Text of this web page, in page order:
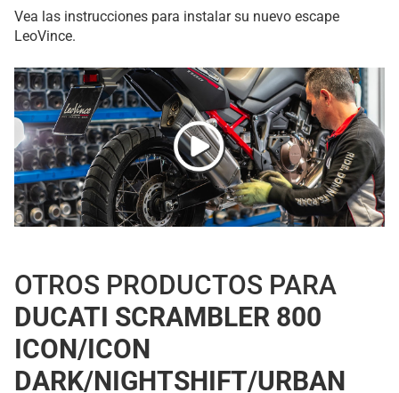
Vea las instrucciones para instalar su nuevo escape
LeoVince.
OTROS PRODUCTOS PARA
DUCATI SCRAMBLER 800
ICON/ICON
DARK/NIGHTSHIFT/URBAN